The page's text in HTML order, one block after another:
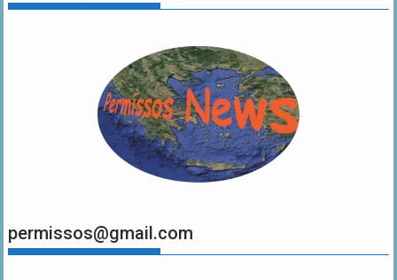
permissos@gmail.com